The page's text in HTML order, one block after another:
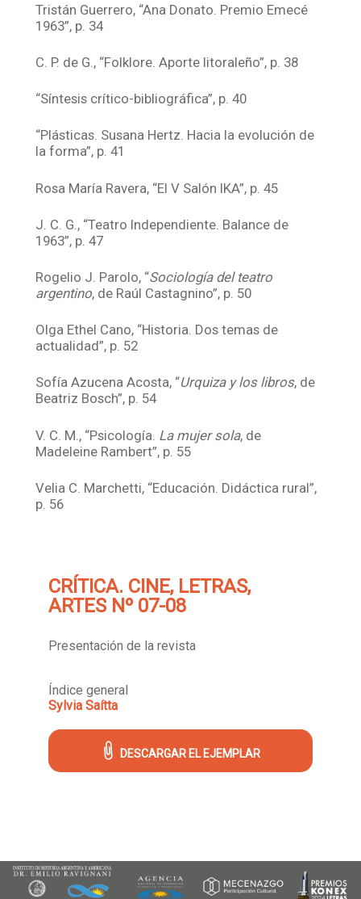
Tristán Guerrero, “Ana Donato. Premio Emecé
1963”, p. 34
C. P. de G., “Folklore. Aporte litoraleño”, p. 38
“Síntesis crítico-bibliográfica”, p. 40
“Plásticas. Susana Hertz. Hacia la evolución de
la forma”, p. 41
Rosa María Ravera, “El V Salón IKA”, p. 45
J. C. G., “Teatro Independiente. Balance de
1963”, p. 47
Rogelio J. Parolo, “Sociología del teatro
argentino, de Raúl Castagnino”, p. 50
Olga Ethel Cano, “Historia. Dos temas de
actualidad”, p. 52
Sofía Azucena Acosta, “Urquiza y los libros, de
Beatriz Bosch”, p. 54
V. C. M., “Psicología. La mujer sola, de
Madeleine Rambert”, p. 55
Velia C. Marchetti, “Educación. Didáctica rural”,
p. 56
CRÍTICA. CINE, LETRAS,
ARTES Nº 07-08
Presentación de la revista
Índice general
Sylvia Saítta
DESCARGAR EL EJEMPLAR